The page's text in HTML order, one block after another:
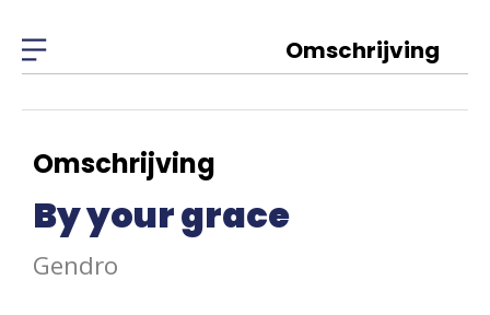
Omschrijving
Omschrijving
By your grace
Gendro